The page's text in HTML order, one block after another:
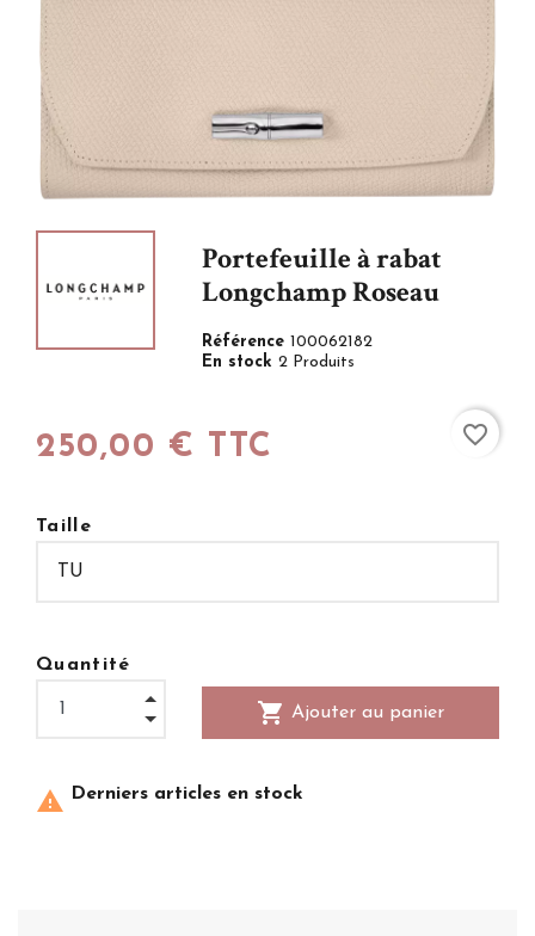
Portefeuille à rabat
Longchamp Roseau
Référence100062182
En stock2 Produits
250,00 € TTC
Taille
Quantité
shopping_cart Ajouter au panier
 Derniers articles en stock
favorite_border